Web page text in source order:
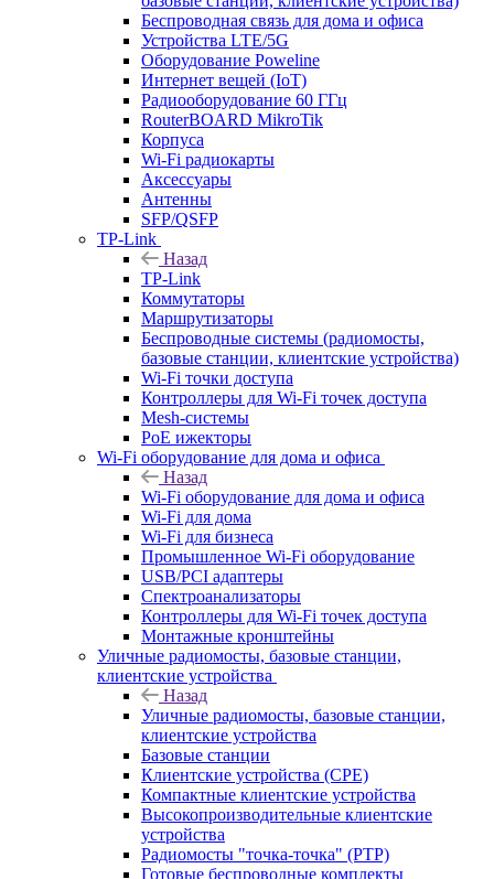
Беспроводная связь для дома и офиса
Устройства LTE/5G
Оборудование Poweline
Интернет вещей (IoT)
Радиооборудование 60 ГГц
RouterBOARD MikroTik
Корпуса
Wi-Fi радиокарты
Аксессуары
Антенны
SFP/QSFP
TP-Link
Назад
TP-Link
Коммутаторы
Маршрутизаторы
Беспроводные системы (радиомосты,
базовые станции, клиентские устройства)
Wi-Fi точки доступа
Контроллеры для Wi-Fi точек доступа
Mesh-системы
PoE ижекторы
Wi-Fi оборудование для дома и офиса
Назад
Wi-Fi оборудование для дома и офиса
Wi-Fi для дома
Wi-Fi для бизнеса
Промышленное Wi-Fi оборудование
USB/PCI адаптеры
Cпектроанализаторы
Контроллеры для Wi-Fi точек доступа
Монтажные кронштейны
Уличные радиомосты, базовые станции,
клиентские устройства
Назад
Уличные радиомосты, базовые станции,
клиентские устройства
Базовые станции
Клиентские устройства (CPE)
Компактные клиентские устройства
Высокопроизводительные клиентские
устройства
Радиомосты "точка-точка" (PTP)
Готовые беспроводные комплекты